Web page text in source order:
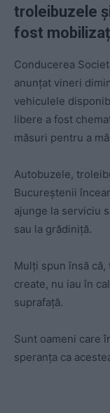
troleibuzele
fost
Conducerea
anunțat vineri
vehiculele
libere a fost
măsuri pentru a
Autobuzele,
Bucureștenii
ajunge la serviciu
sau la grădiniță.
Mulți spun însă
create, nu iau în
suprafață.
Sunt oameni care
speranța ca